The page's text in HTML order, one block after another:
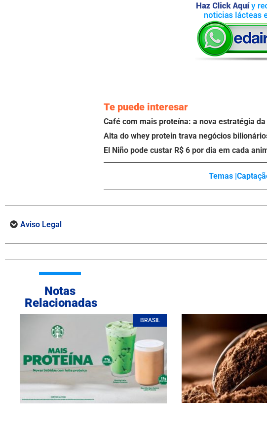
Te puede interesar
Café com mais proteína: a nova estratégia
Alta do whey protein trava negócios
El Niño pode custar R$ 6 por dia em cada
Temas |
Aviso Legal
Notas
Relacionadas
BRASIL